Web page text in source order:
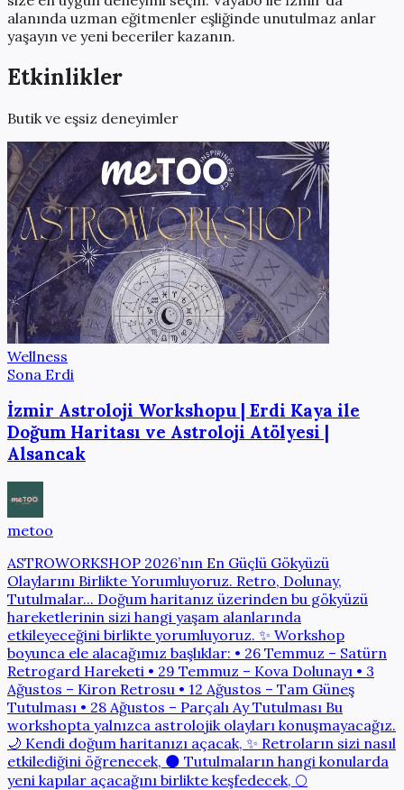
alanında uzman eğitmenler eşliğinde unutulmaz anlar
yaşayın ve yeni beceriler kazanın.
Etkinlikler
Butik ve eşsiz deneyimler
Wellness
Sona Erdi
İzmir Astroloji Workshopu | Erdi Kaya ile
Doğum Haritası ve Astroloji Atölyesi |
Alsancak
metoo
ASTROWORKSHOP 2026’nın En Güçlü Gökyüzü
Olaylarını Birlikte Yorumluyoruz. Retro, Dolunay,
Tutulmalar... Doğum haritanız üzerinden bu gökyüzü
hareketlerinin sizi hangi yaşam alanlarında
etkileyeceğini birlikte yorumluyoruz. ✨ Workshop
boyunca ele alacağımız başlıklar: • 26 Temmuz – Satürn
Retrogard Hareketi • 29 Temmuz – Kova Dolunayı • 3
Ağustos – Kiron Retrosu • 12 Ağustos – Tam Güneş
Tutulması • 28 Ağustos – Parçalı Ay Tutulması Bu
workshopta yalnızca astrolojik olayları konuşmayacağız.
🌙 Kendi doğum haritanızı açacak, ✨ Retroların sizi nasıl
etkilediğini öğrenecek, 🌑 Tutulmaların hangi konularda
yeni kapılar açacağını birlikte keşfedecek, 🌕